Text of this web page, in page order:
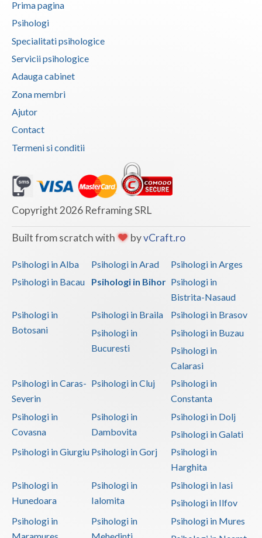
Valcea
Vaslui
Prima pagina
Psihologi
Specialitati psihologice
Servicii psihologice
Adauga cabinet
Zona membri
Ajutor
Contact
Termeni si conditii
Copyright 2026 Reframing SRL
Built from scratch with byvCraft.ro
Psihologi in Alba Psihologi in Arad
Psihologi in Arges
Psihologi in Bacau
Psihologi in Bihor Psihologi in
Bistrita-Nasaud
Psihologi in
Botosani
Psihologi in Braila
Psihologi in Brasov
Psihologi in
Bucuresti
Psihologi in Buzau
Psihologi in
Calarasi
Psihologi in Caras-
Severin
Psihologi in Cluj
Psihologi in
Constanta
Psihologi in
Covasna
Psihologi in
Dambovita
Psihologi in Dolj
Psihologi in Galati
Psihologi in Giurgiu Psihologi in Gorj
Psihologi in
Harghita
Psihologi in
Hunedoara
Psihologi in
Ialomita
Psihologi in Iasi
Psihologi in Ilfov
Psihologi in
Maramures
Psihologi in
Mehedinti
Psihologi in Mures